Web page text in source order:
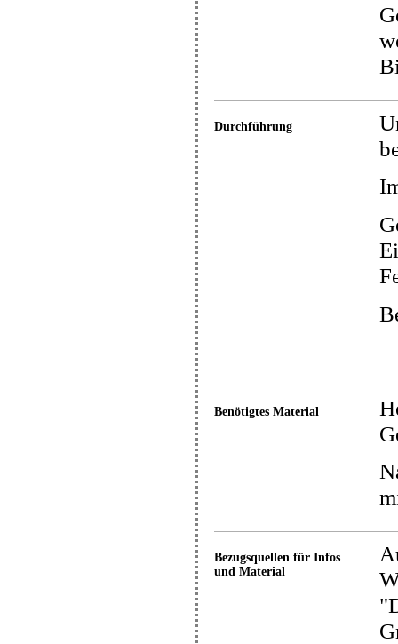
Durchführung
Benötigtes Material
Bezugsquellen für Infos
und Material